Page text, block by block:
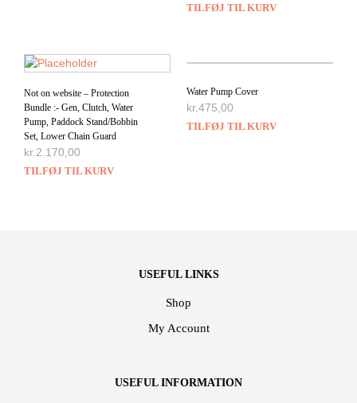
TILFØJ TIL KURV
Not on website – Protection
Bundle :- Gen, Clutch, Water
Pump, Paddock Stand/Bobbin
Set, Lower Chain Guard
kr. 2.170,00
TILFØJ TIL KURV
Water Pump Cover
kr.475,00
TILFØJ TIL KURV
USEFUL LINKS
Shop
My Account
USEFUL INFORMATION